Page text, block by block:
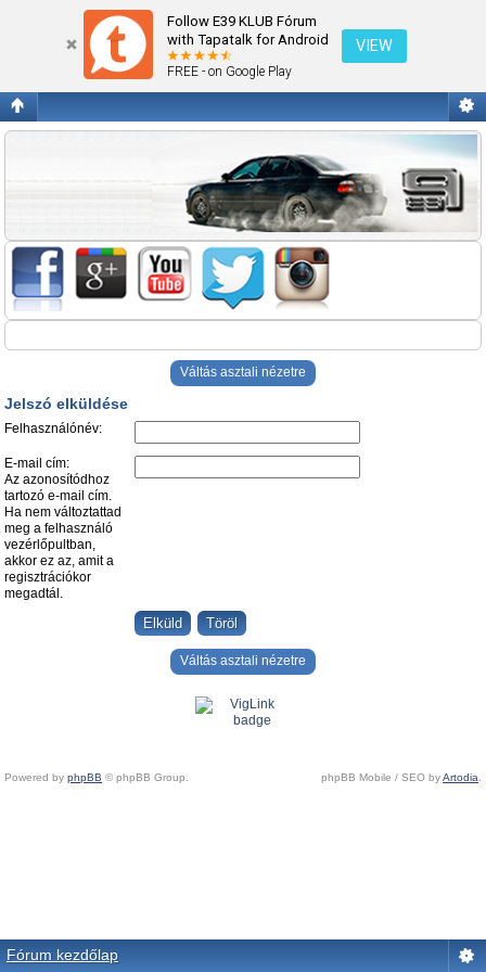
Follow E39 KLUB Fórum
with Tapatalk for Android
FREE - on Google Play
VIEW
Jelszó elküldése
Váltás asztali nézetre
Jelszó elküldése
Felhasználónév:
E-mail cím:
Az azonosítódhoz
tartozó e-mail cím.
Ha nem változtattad
meg a felhasználó
vezérlőpultban,
akkor ez az, amit a
regisztrációkor
megadtál.
Váltás asztali nézetre
Powered by phpBB © phpBB Group. phpBB Mobile / SEO byArtodia.
Fórum kezdőlap